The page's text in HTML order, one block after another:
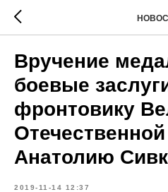
Вручение
боевые
фронтовику
Анатолию
2019-11-14 12:37